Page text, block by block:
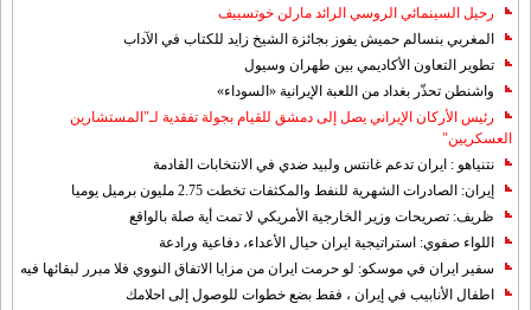
رحيل السينمائي الروسي الرائد مارلن خوتسييف
المغربي بنسالم حميش يفوز بجائزة الشيخ زايد للكتاب في الآداب
تطوير التعاون الأكاديمي بين طهران وسيول
واشنطن تحذّر بغداد من اللعبة الإيرانية «السوداء»
رئيس الأركان الإيراني يصل إلى دمشق للقيام بجولة تفقدية لـ"المستشارين
العسكريين"
نتنياهو : ايران تدعم غانتس ولبيد ضدي في الانتخابات القادمة
إيران: الصادرات الشهریة للنفط والمكثفات تخطت 2.75 مليون برميل يوميا
ظريف: تصريحات وزير الخارجية الأمريكي لا تمت أية صلة بالواقع
اللواء صفوي: استراتيجية ايران حيال الأعداء، دفاعية ورادعة
سفير ايران في موسكو: لو حرمت ايران من مزايا الاتفاق النووي فلا مبرر لبقائها فيه
اطفال الأنابيب في إيران ، فقط بضع خطوات للوصول إلى احلامك